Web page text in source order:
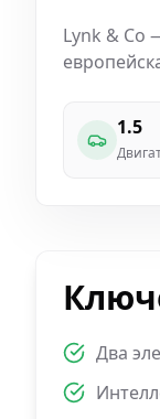
Lynk & Co
1.5
Два